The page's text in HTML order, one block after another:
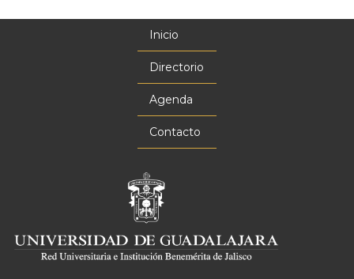
Inicio
Directorio
Agenda
Contacto